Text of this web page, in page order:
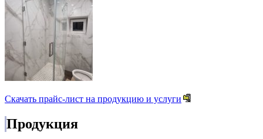
Скачать прайс-лист на продукцию и услуги
Продукция